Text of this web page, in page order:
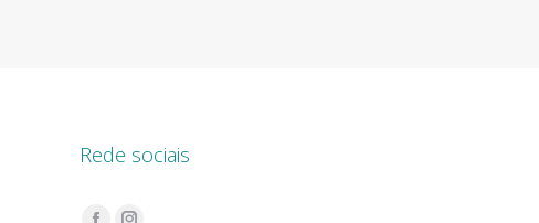
Rede sociais
Encontre-nos em: